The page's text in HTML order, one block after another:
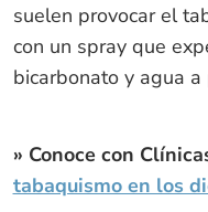
suelen provocar el
con un spray que
bicarbonato y agua a
» Conoce con
tabaquismo en los